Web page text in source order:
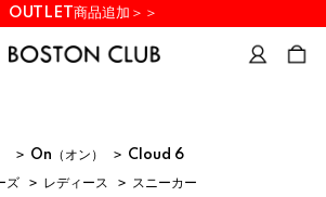
OUTLET商品追加＞＞
> On（オン） > Cloud 6
ズ > レディース > スニーカー